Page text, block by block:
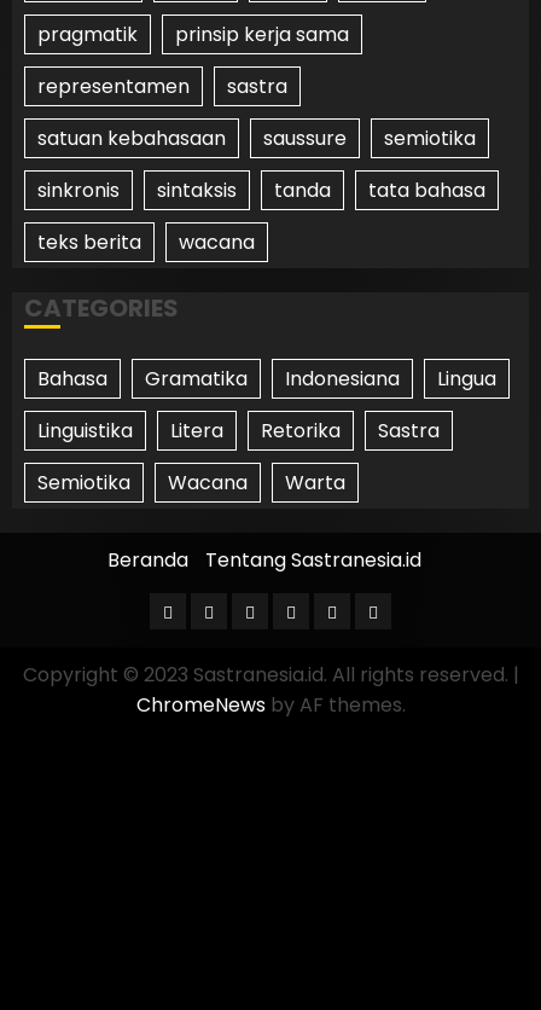
pragmatik
prinsip kerja sama
representamen
sastra
satuan kebahasaan
saussure
semiotika
sinkronis
sintaksis tanda
tata bahasa
teks berita
wacana
CATEGORIES
Bahasa Gramatika Indonesiana
Lingua
Linguistika
Litera Retorika
Sastra
Semiotika
Wacana Warta
Beranda Tentang Sastranesia.id
Copyright © 2023 Sastranesia.id. All rights reserved. |
ChromeNewsby AF themes.